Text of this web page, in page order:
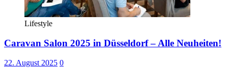
Lifestyle
Caravan Salon 2025 in Düsseldorf – Alle Neuheiten!
22. August 2025 0